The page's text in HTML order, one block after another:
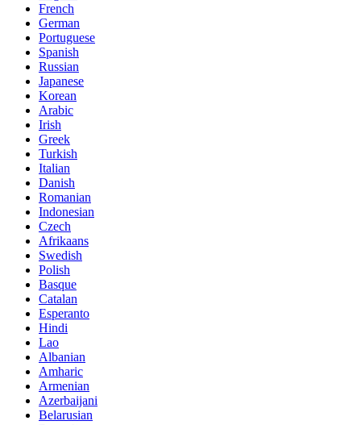
French
German
Portuguese
Spanish
Russian
Japanese
Korean
Arabic
Irish
Greek
Turkish
Italian
Danish
Romanian
Indonesian
Czech
Afrikaans
Swedish
Polish
Basque
Catalan
Esperanto
Hindi
Lao
Albanian
Amharic
Armenian
Azerbaijani
Belarusian